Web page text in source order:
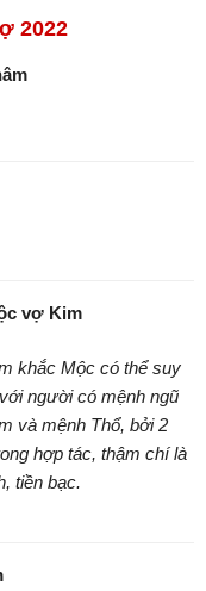
2022
vợ Kim
khắc Mộc có thể suy
người có mệnh ngũ
và mệnh Thổ, bởi 2
hợp tác, thậm chí là
tiền bạc.